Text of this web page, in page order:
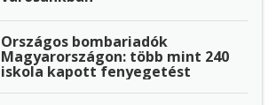
Országos bombariadók
Magyarországon: több mint 240
iskola kapott fenyegetést